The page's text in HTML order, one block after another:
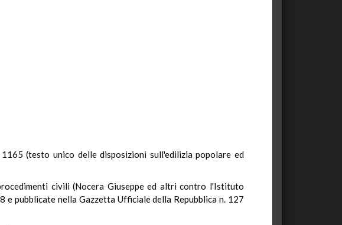
(testo unico delle disposizioni sull'edilizia popolare ed
civili (Nocera Giuseppe ed altri contro l'Istituto
pubblicate nella Gazzetta Ufficiale della Repubblica n. 127